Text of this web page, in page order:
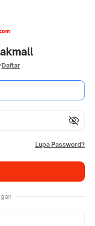
Daftar
visibility_off
Lupa Password?